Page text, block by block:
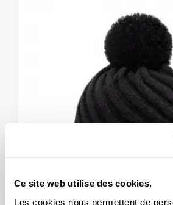
Ce site web utilise des cookies.
Les cookies nous permettent de